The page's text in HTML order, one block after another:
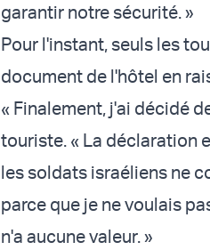
garantir notre sécurité. »
Pour l'instant, seuls les
document de l'hôtel en
« Finalement, j'ai décidé
touriste. « La déclaration
les soldats israéliens ne
parce que je ne voulais
n'a aucune valeur. »